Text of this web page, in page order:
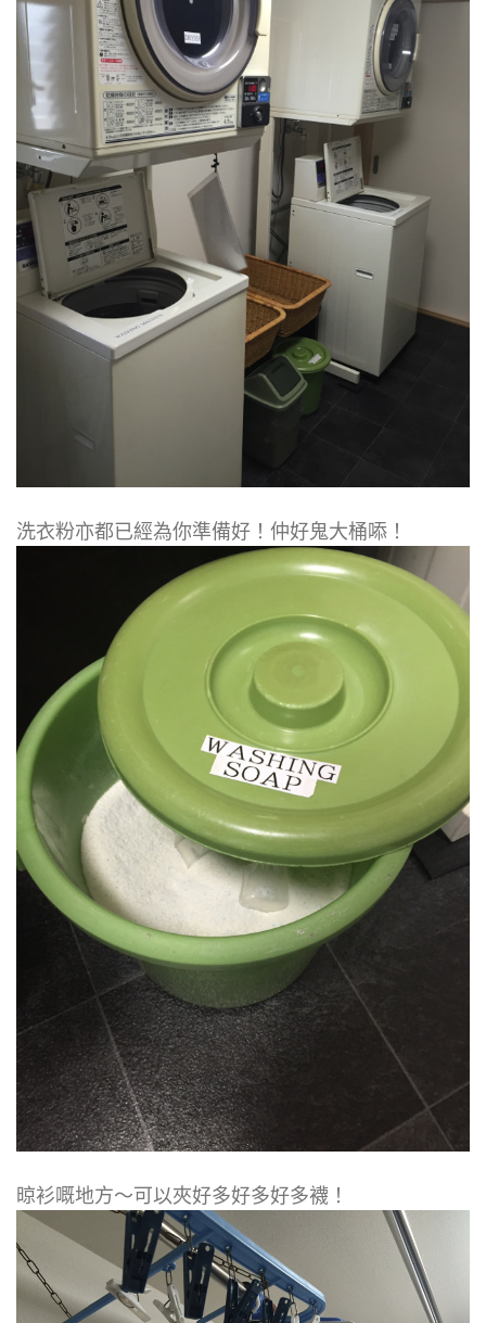
洗衣粉亦都已經為你準備好！仲好鬼大桶㖭！
晾衫嘅地方～可以夾好多好多好多襪！